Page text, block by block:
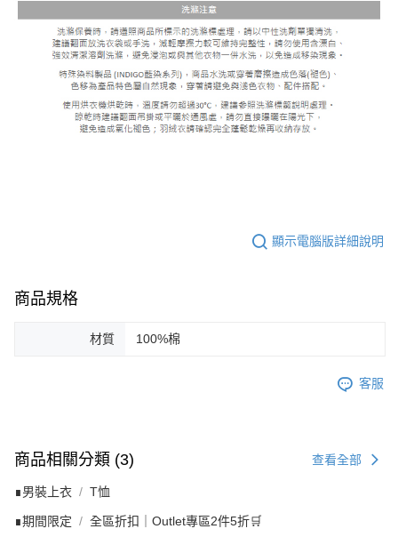
顯示電腦版詳細說明
商品規格
材質 100%棉
客服
商品相關分類 (3) 查看全部
∎男裝上衣 T恤
∎期間限定 全區折扣｜Outlet專區2件5折🛒